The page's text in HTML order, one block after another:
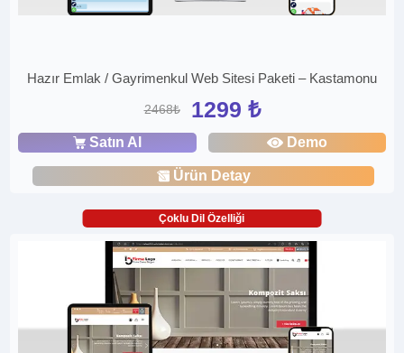
Hazır Emlak / Gayrimenkul Web Sitesi Paketi – Kastamonu
2468₺ 1299 ₺
Satın Al Demo
Ürün Detay
Çoklu Dil Özelliği